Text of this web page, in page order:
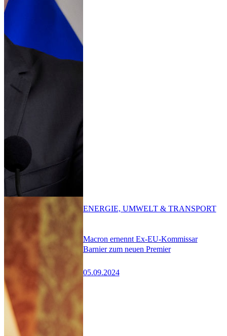
Macron ernennt Ex-EU-Kommissar
Barnier zum neuen Premier
05.09.2024
ENERGIE, UMWELT & TRANSPORT